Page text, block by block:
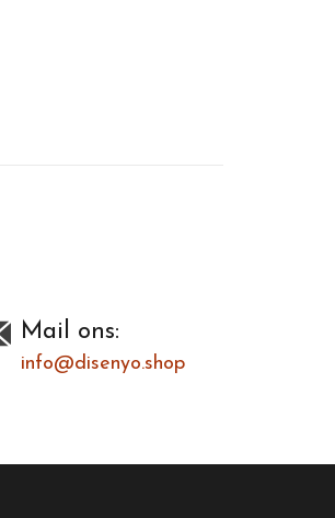
Mail ons:
info@disenyo.shop